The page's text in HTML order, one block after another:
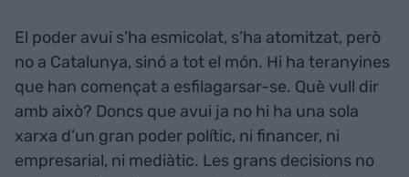
El poder avui s’ha esmicolat, s’ha atomitzat, però
no a Catalunya, sinó a tot el món. Hi ha teranyines
que han començat a esfilagarsar-se. Què vull dir
amb això? Doncs que avui ja no hi ha una sola
xarxa d’un gran poder polític, ni financer, ni
empresarial, ni mediàtic. Les grans decisions no